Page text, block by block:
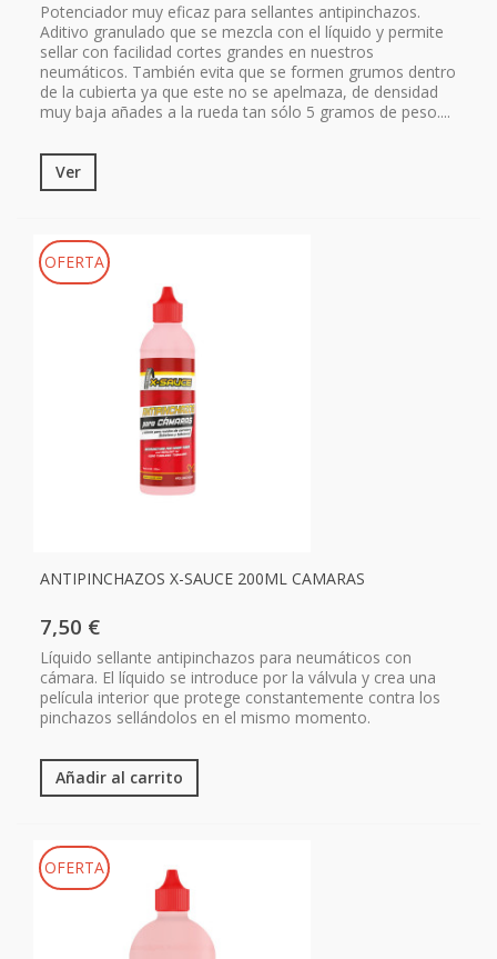
Potenciador muy eficaz para sellantes antipinchazos.
Aditivo granulado que se mezcla con el líquido y permite
sellar con facilidad cortes grandes en nuestros
neumáticos. También evita que se formen grumos dentro
de la cubierta ya que este no se apelmaza, de densidad
muy baja añades a la rueda tan sólo 5 gramos de peso....
Ver
OFERTA
ANTIPINCHAZOS X-SAUCE 200ML CAMARAS
7,50 €
Líquido sellante antipinchazos para neumáticos con
cámara. El líquido se introduce por la válvula y crea una
película interior que protege constantemente contra los
pinchazos sellándolos en el mismo momento.
Añadir al carrito
OFERTA